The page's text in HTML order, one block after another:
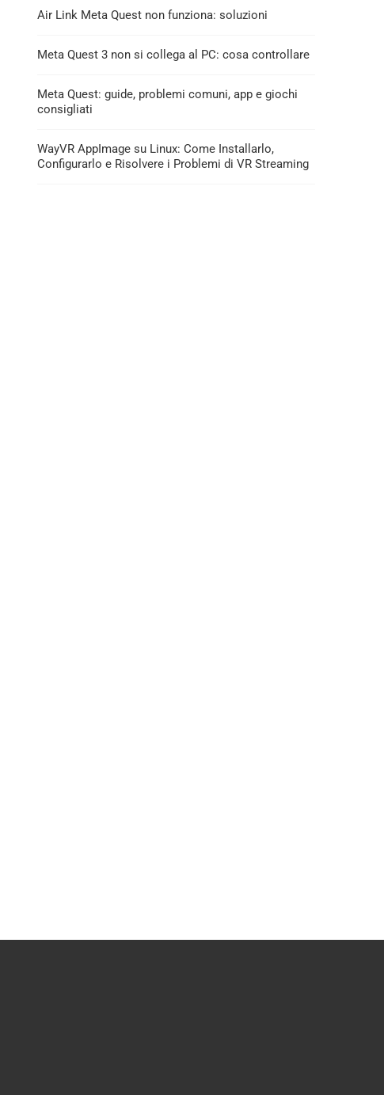
Air Link Meta Quest non funziona: soluzioni
Meta Quest 3 non si collega al PC: cosa controllare
Meta Quest: guide, problemi comuni, app e giochi
consigliati
WayVR AppImage su Linux: Come Installarlo,
Configurarlo e Risolvere i Problemi di VR Streaming